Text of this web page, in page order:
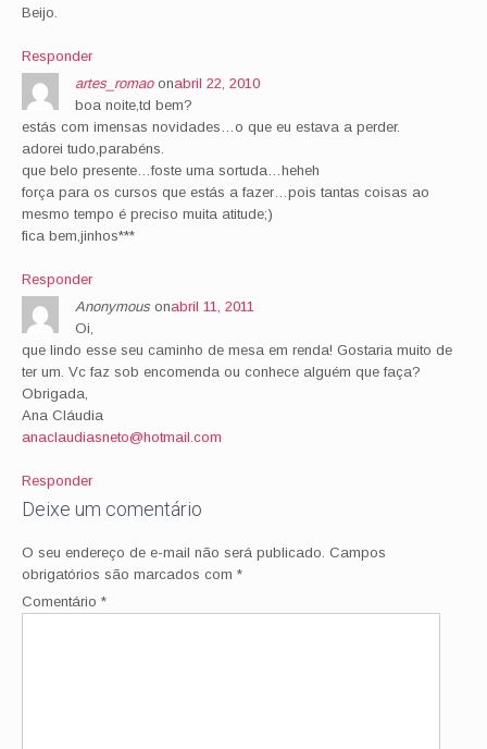
Beijo.
Responder
artes_romaoonabril 22, 2010
boa noite,td bem?
estás com imensas novidades…o que eu estava a perder.
adorei tudo,parabéns.
que belo presente…foste uma sortuda…heheh
força para os cursos que estás a fazer…pois tantas coisas ao
mesmo tempo é preciso muita atitude;)
fica bem,jinhos***
Responder
Anonymous onabril 11, 2011
Oi,
que lindo esse seu caminho de mesa em renda! Gostaria muito de
ter um. Vc faz sob encomenda ou conhece alguém que faça?
Obrigada,
Ana Cláudia
anaclaudiasneto@hotmail.com
Responder
Deixe um comentário
O seu endereço de e-mail não será publicado. Campos
obrigatórios são marcados com *
Comentário *